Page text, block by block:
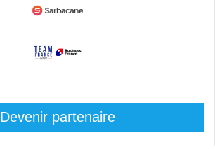
Devenir partenaire